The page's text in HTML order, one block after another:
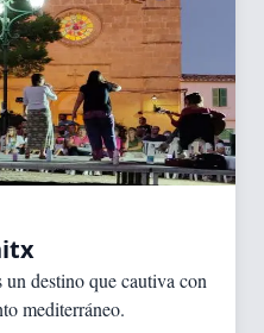
destino que cautiva con
mediterráneo.